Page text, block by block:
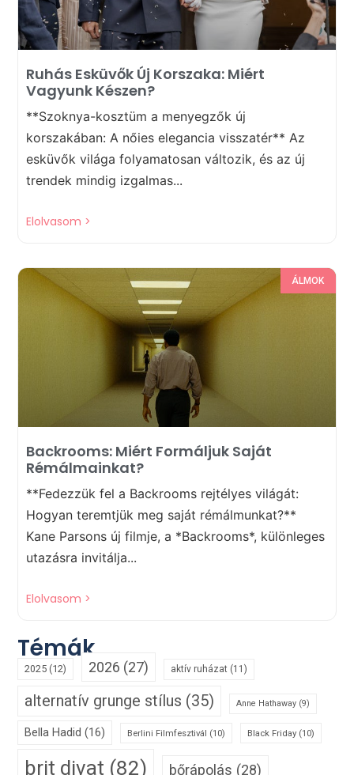
Ruhás Esküvők Új Korszaka: Miért
Vagyunk Készen?
**Szoknya-kosztüm a menyegzők új
korszakában: A nőies elegancia visszatér** Az
esküvők világa folyamatosan változik, és az új
trendek mindig izgalmas...
Elolvasom >
ÁLMOK
Backrooms: Miért Formáljuk Saját
Rémálmainkat?
**Fedezzük fel a Backrooms rejtélyes világát:
Hogyan teremtjük meg saját rémálmunkat?**
Kane Parsons új filmje, a *Backrooms*, különleges
utazásra invitálja...
Elolvasom >
Témák
2025 (12) 2026 (27) aktív ruházat (11)
alternatív grunge stílus (35) Anne Hathaway (9)
Bella Hadid (16) Berlini Filmfesztivál (10) Black Friday (10)
brit divat (82) bőrápolás (28)